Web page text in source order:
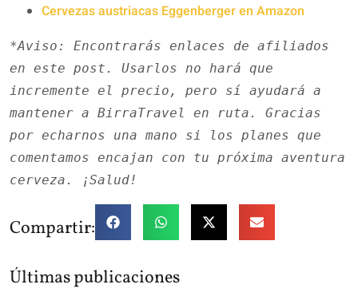
Cervezas austriacas Eggenberger en Amazon
*Aviso: Encontrarás enlaces de afiliados
en este post. Usarlos no hará que
incremente el precio, pero sí ayudará a
mantener a BirraTravel en ruta. Gracias
por echarnos una mano si los planes que
comentamos encajan con tu próxima aventura
cerveza. ¡Salud!
Compartir:
Últimas publicaciones